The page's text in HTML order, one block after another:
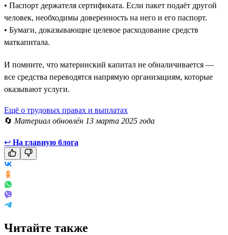
• Паспорт держателя сертификата. Если пакет подаёт другой
человек, необходимы доверенность на него и его паспорт.
• Бумаги, доказывающие целевое расходование средств
маткапитала.
И помните, что материнский капитал не обналичивается —
все средства переводятся напрямую организациям, которые
оказывают услуги.
Ещё о трудовых правах и выплатах
🔄 Материал обновлён 13 марта 2025 года
↩ На главную блога
Читайте также